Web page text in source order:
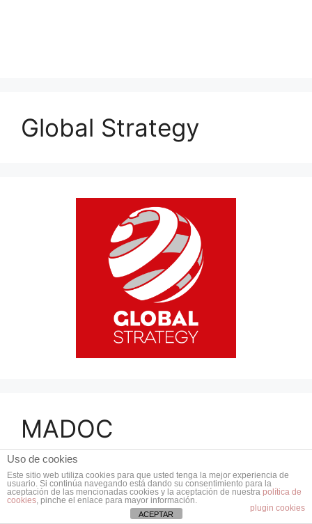
Global Strategy
MADOC
Uso de cookies
Este sitio web utiliza cookies para que usted tenga la mejor experiencia de
usuario. Si continúa navegando está dando su consentimiento para la
aceptación de las mencionadas cookies y la aceptación de nuestra política de
cookies, pinche el enlace para mayor información.
plugin cookies
ACEPTAR